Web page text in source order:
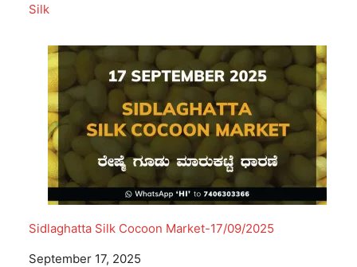
In relation to
Silk
Sidlaghatta Silk Cocoon Market-17/09/2025
Date
September 17, 2025